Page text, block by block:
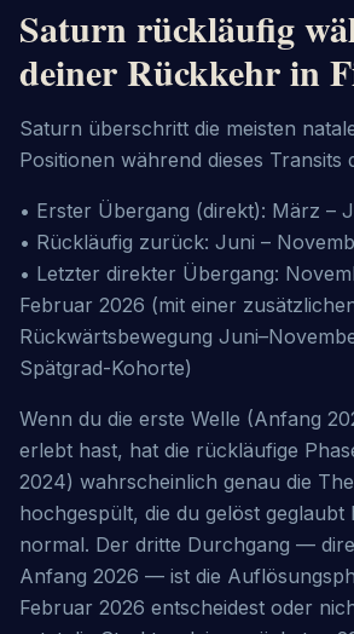
Saturn rückläufig
deiner Rückkehr in
Saturn überschritt die meisten
Positionen während dieses Transits
• Erster Übergang (direkt): März –
• Rückläufig zurück: Juni –
• Letzter direkter Übergang:
Februar 2026 (mit einer
Rückwärtsbewegung
Spätgrad-Kohorte)
Wenn du die erste Welle (Anfang
erlebt hast, hat die rückläufige
2024) wahrscheinlich genau die
hochgespült, die du gelöst geglaubt
normal. Der dritte Durchgang —
Anfang 2026 — ist die
Februar 2026 entscheidest oder